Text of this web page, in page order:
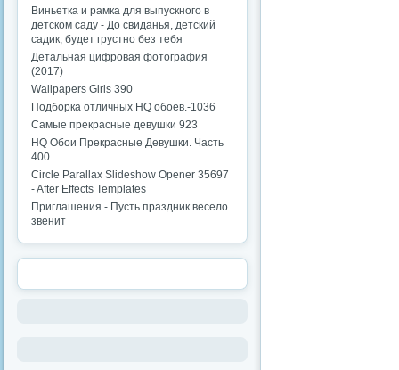
Виньетка и рамка для выпускного в
детском саду - До свиданья, детский
садик, будет грустно без тебя
Детальная цифровая фотография
(2017)
Wallpapers Girls 390
Подборка отличных HQ обоев.-1036
Самые прекрасные девушки 923
HQ Обои Прекрасные Девушки. Часть
400
Circle Parallax Slideshow Opener 35697
- After Effects Templates
Приглашения - Пусть праздник весело
звенит